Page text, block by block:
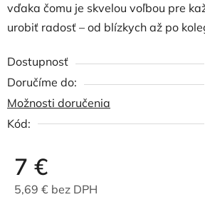
vďaka čomu je skvelou voľbou pre
urobiť radosť – od blízkych až po
Dostupnosť
Možnosti doručenia
Kód:
7 €
5,69 € bez DPH